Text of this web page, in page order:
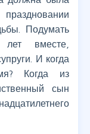
Подумать
вместе,
И когда
Когда из
сын